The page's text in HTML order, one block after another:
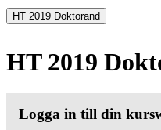
HT 2019 Doktorand
HT 2019
Logga in till din